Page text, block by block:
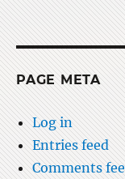
PAGE META
Log in
Entries feed
Comments